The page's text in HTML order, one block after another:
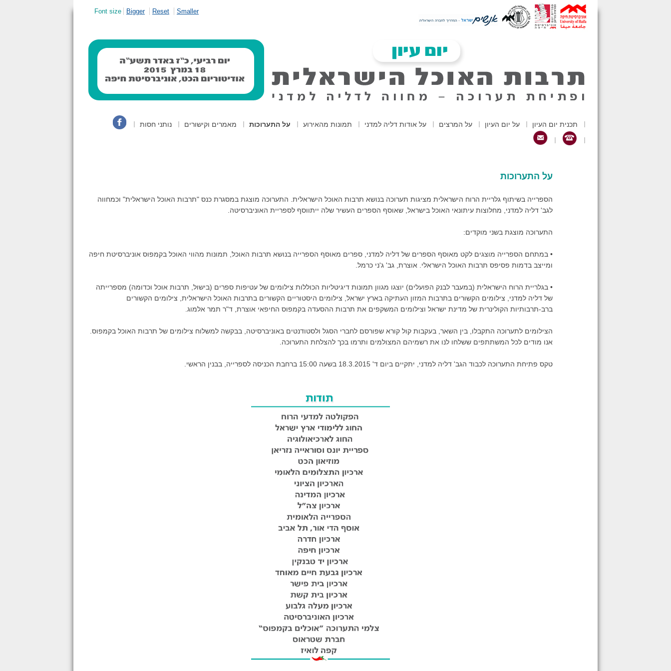
Font size Bigger Reset Smaller
תכנית יום העיון על יום העיון על המרצים על אודות דליה למדני תמונות מהאירוע על התערוכות מאמרים וקישורים נותני חסות
על התערוכות
הספרייה בשיתוף גלריית הרוח הישראלית מציגות תערוכה בנושא תרבות האוכל הישראלית. התערוכה מוצגת במסגרת כנס "תרבות האוכל הישראלית" וכמחווה
לגב' דליה למדני, מחלוצות עיתונאי האוכל בישראל, שאוסף הספרים העשיר שלה ייתווסף לספריית האוניברסיטה.
התערוכה מוצגת בשני מוקדים:
• במתחם הספרייה מוצגים לקט מאוסף הספרים של דליה למדני, ספרים מאוסף הספרייה בנושא תרבות האוכל, תמונות מהווי האוכל בקמפוס אוניברסיטת חיפה
ומייצב בדמות פסיפס תרבות האוכל הישראלי. אוצרת, גב' ג'ני כרמל.
• בגלריית הרוח הישראלית (במעבר לבנק הפועלים) יוצגו מגוון תמונות דיגיטליות הכוללות צילומים של עטיפות ספרים (בישול, תרבות אוכל וכדומה) מספרייתה
של דליה למדני, צילומים הקשורים בתרבות המזון העתיקה בארץ ישראל, צילומים היסטוריים הקשורים בתרבות האוכל הישראלית, צילומים הקשורים
ברב-תרבותיות הקולינרית של מדינת ישראל וצילומים המשקפים את תרבות ההסעדה בקמפוס החיפאי אוצרת, ד"ר תמר אלמוג.
הצילומים לתערוכה התקבלו, בין השאר, בעקבות קול קורא שפורסם לחברי הסגל ולסטודנטים באוניברסיטה, בבקשה למשלוח צילומים של תרבות האוכל בקמפוס.
אנו מודים לכל המשתתפים ששלחו לנו את רשמיהם המצולמים ותרמו בכך להצלחת התערוכה.
טקס פתיחת התערוכה לכבוד הגב' דליה למדני, יתקיים ביום ד' 18.3.2015 בשעה 15:00 ברחבת הכניסה לספרייה, בבנין הראשי.